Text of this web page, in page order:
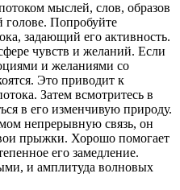
мыслей, слов, образов
Попробуйте
задающий его активность.
чувств и желаний. Если
и желаниями со
Это приводит к
Затем всмотритесь в
в его изменчивую природу.
непрерывную связь, он
прыжки. Хорошо помогает
его замедление.
и амплитуда волновых